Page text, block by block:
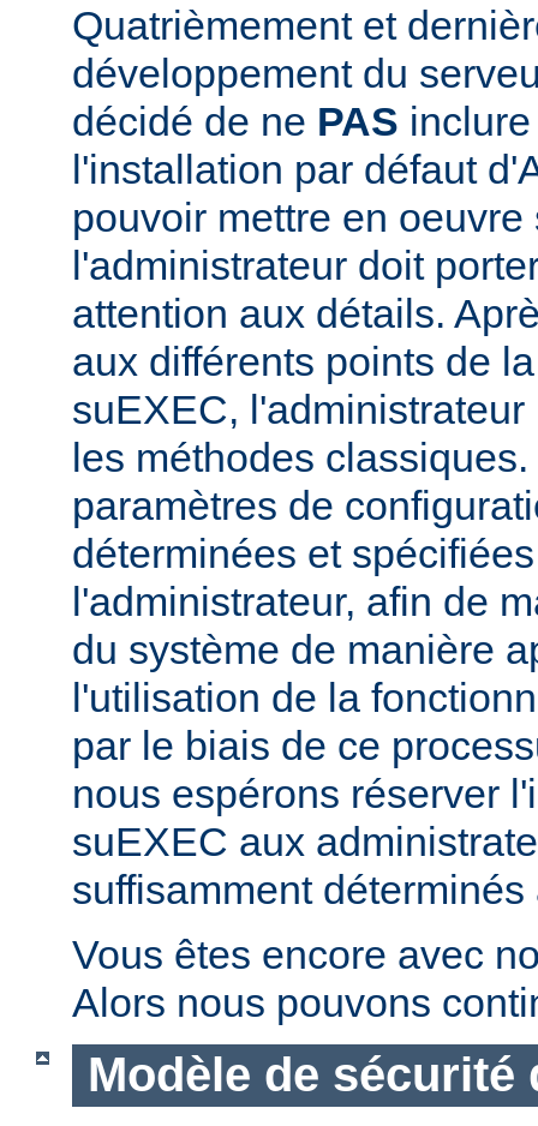
Quatrièmement et
développement du
décidé de ne PAS
l'installation par défaut
pouvoir mettre en oeuvre
l'administrateur doit
attention aux détails.
aux différents points de
suEXEC,
les méthodes
paramètres de
déterminées et
l'administrateur, afin de
du système de manière
l'utilisation de la
par le biais de ce
nous espérons réserver
suEXEC aux
suffisamment
Vous êtes encore avec
Alors nous pouvons
Modèle de sécurité